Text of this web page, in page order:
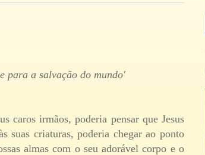
para a salvação do mundo'
caros irmãos, poderia pensar que Jesus
suas criaturas, poderia chegar ao ponto
almas com o seu adorável corpo e o